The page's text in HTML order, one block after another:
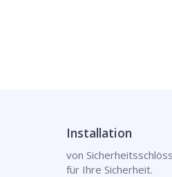
Installation
von
für Ihre Sicherheit.